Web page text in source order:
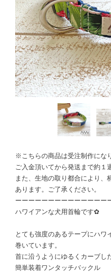
※こちらの商品は受注制作にな
ご入金頂いてから発送まで約１
また、生地の取り都合により、
あります。ご了承ください。
ーーーーーーーーーーーーーー
ハワイアンな犬用首輪です✿
とても強度のあるテープにハワ
巻いています。
首に沿うようにゆるくカーブし
簡単装着ワンタッチバックル